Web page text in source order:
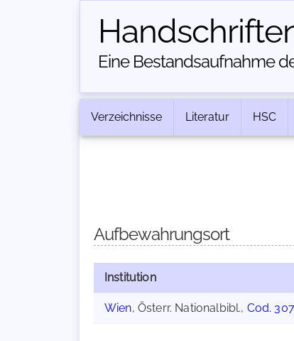
Eine Bestandsaufnahme
Verzeichnisse Literatur HSC
Aufbewahrungsort
Institution
Wien, Österr. Nationalbibl., Cod.